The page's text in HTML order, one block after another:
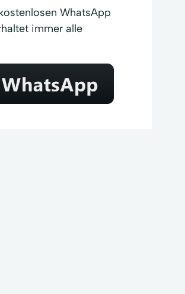
WhatsApp
immer alle